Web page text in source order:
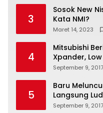
3
Sosok New
Kata NMI?
Maret 14, 2023
4
Mitsubishi
Xpander,
September 9, 2017
5
Baru
Langsung
September 9, 2017